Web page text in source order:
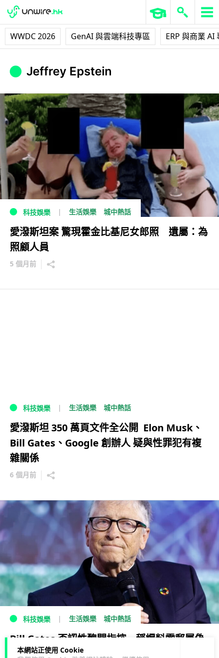
WWDC 2026 GenAI 與雲端科技專區 ERP 與商業 AI
本網站正使用 Cookie
Jeffrey Epstein
科技娛樂 生活娛樂 城中熱話
愛潑斯坦案 驚現霍金比基尼女郎照 遺屬：為
照顧人員
5 個月前
科技娛樂 生活娛樂 城中熱話
愛潑斯坦 350 萬頁文件全公開 Elon Musk、
Bill Gates、Google 創辦人 疑與性罪犯有複
雜關係
6 個月前
科技娛樂 生活娛樂 城中熱話
Bill Gates 否認性醜聞指控 稱爆料電郵屬偽
造 前妻梅琳達憶婚姻痛苦時刻